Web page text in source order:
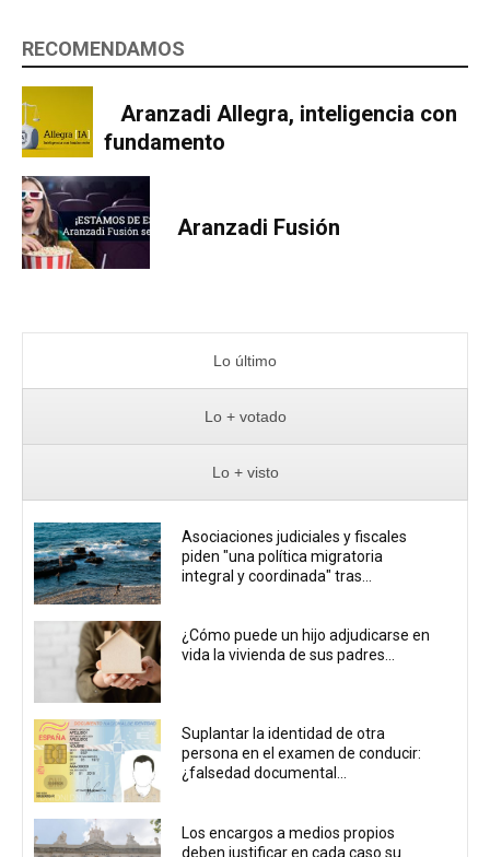
RECOMENDAMOS
Aranzadi Allegra, inteligencia con
fundamento
Aranzadi Fusión
Lo último
Lo + votado
Lo + visto
Asociaciones judiciales y fiscales
piden "una política migratoria
integral y coordinada" tras...
¿Cómo puede un hijo adjudicarse en
vida la vivienda de sus padres...
Suplantar la identidad de otra
persona en el examen de conducir:
¿falsedad documental...
Los encargos a medios propios
deben justificar en cada caso su